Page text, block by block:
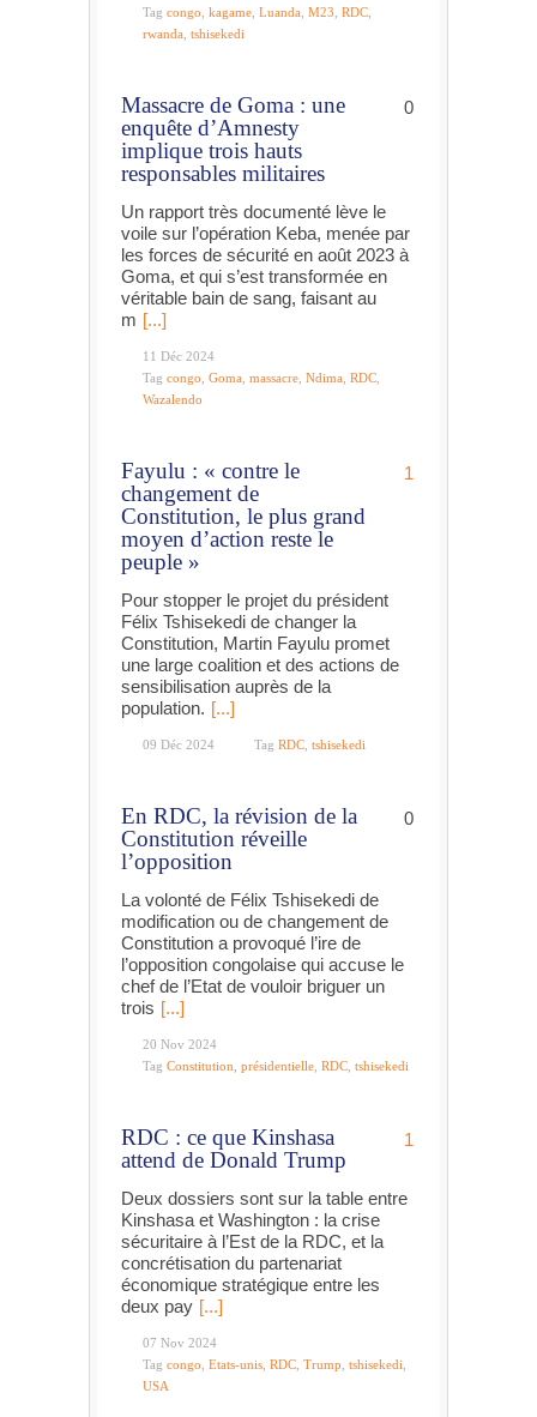
Tag congo kagame Luanda M23 RDC
rwanda tshisekedi
Massacre de Goma : une
enquête d’Amnesty
implique trois hauts
responsables militaires
0
Un rapport très documenté lève le
voile sur l’opération Keba, menée par
les forces de sécurité en août 2023 à
Goma, et qui s’est transformée en
véritable bain de sang, faisant au
m [...]
11 Déc 2024
Tag congo Goma massacre Ndima RDC
Wazalendo
Fayulu : « contre le
changement de
Constitution, le plus grand
moyen d’action reste le
peuple »
1
Pour stopper le projet du président
Félix Tshisekedi de changer la
Constitution, Martin Fayulu promet
une large coalition et des actions de
sensibilisation auprès de la
population. [...]
09 Déc 2024 Tag RDC tshisekedi
En RDC, la révision de la
Constitution réveille
l’opposition
0
La volonté de Félix Tshisekedi de
modification ou de changement de
Constitution a provoqué l’ire de
l’opposition congolaise qui accuse le
chef de l’Etat de vouloir briguer un
trois [...]
20 Nov 2024
Tag Constitution présidentielle RDC tshisekedi
RDC : ce que Kinshasa
attend de Donald Trump
1
Deux dossiers sont sur la table entre
Kinshasa et Washington : la crise
sécuritaire à l’Est de la RDC, et la
concrétisation du partenariat
économique stratégique entre les
deux pay [...]
07 Nov 2024
Tag congo Etats-unis RDC Trump tshisekedi
USA